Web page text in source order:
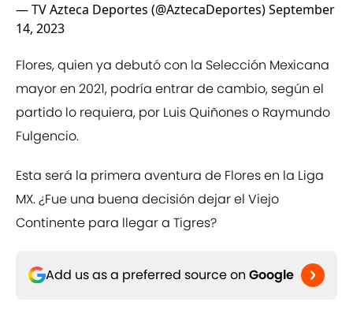
— TV Azteca Deportes (@AztecaDeportes)September
14, 2023
Flores, quien ya debutó con la Selección Mexicana
mayor en 2021, podría entrar de cambio, según el
partido lo requiera, por Luis Quiñones o Raymundo
Fulgencio.
Esta será la primera aventura de Flores en la Liga
MX. ¿Fue una buena decisión dejar el Viejo
Continente para llegar a Tigres?
Add us as a preferred source on Google